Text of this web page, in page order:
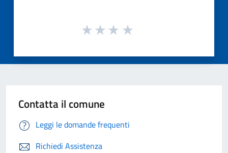
Contatta il comune
Leggi le domande frequenti
Richiedi Assistenza